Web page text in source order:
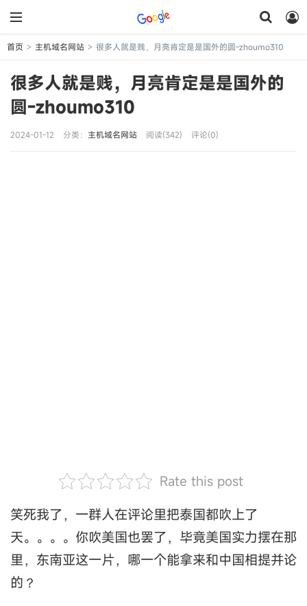
首页 > 主机域名网站 > 很多人就是贱，月亮肯定是是国外的圆-zhoumo310
很多人就是贱，月亮肯定是是国外的
圆-zhoumo310
2024-01-12 分类： 主机域名网站 阅读(342) 评论(0)
Rate this post
笑死我了，一群人在评论里把泰国都吹上了
天。。。。你吹美国也罢了，毕竟美国实力摆在那
里，东南亚这一片，哪一个能拿来和中国相提并论
的？